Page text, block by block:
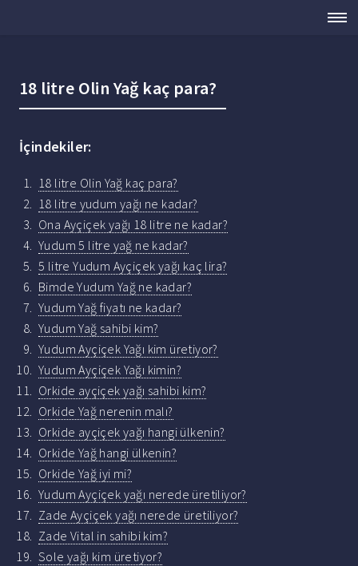
18 litre Olin Yağ kaç para?
İçindekiler:
18 litre Olin Yağ kaç para?
18 litre yudum yağı ne kadar?
Ona Ayçiçek yağı 18 litre ne kadar?
Yudum 5 litre yağ ne kadar?
5 litre Yudum Ayçiçek yağı kaç lira?
Bimde Yudum Yağ ne kadar?
Yudum Yağ fiyatı ne kadar?
Yudum Yağ sahibi kim?
Yudum Ayçiçek Yağı kim üretiyor?
Yudum Ayçiçek Yağı kimin?
Orkide ayçiçek yağı sahibi kim?
Orkide Yağ nerenin malı?
Orkide ayçiçek yağı hangi ülkenin?
Orkide Yağ hangi ülkenin?
Orkide Yağ iyi mi?
Yudum Ayçiçek yağı nerede üretiliyor?
Zade Ayçiçek yağı nerede üretiliyor?
Zade Vital in sahibi kim?
Sole yağı kim üretiyor?